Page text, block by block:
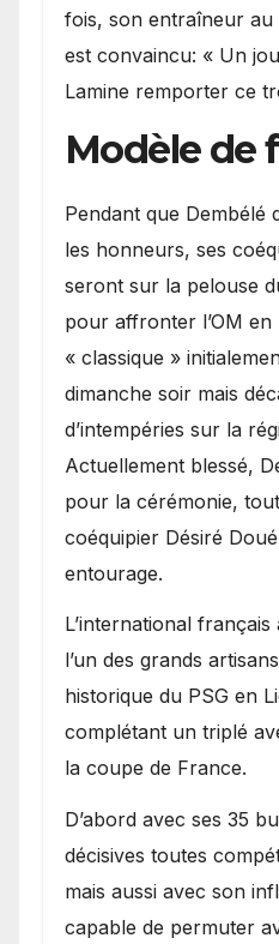
fois, son entraîneur au
est convaincu: « Un
Lamine remporter ce
Modèle de
Pendant que Dembélé
les honneurs, ses
seront sur la pelouse
pour affronter l’OM en
« classique »
dimanche soir mais
d’intempéries sur la
Actuellement blessé,
pour la cérémonie,
coéquipier Désiré
entourage.
L’international
l’un des grands
historique du PSG en
complétant un triplé
la coupe de France.
D’abord avec ses 35
décisives toutes
mais aussi avec son
capable de permuter